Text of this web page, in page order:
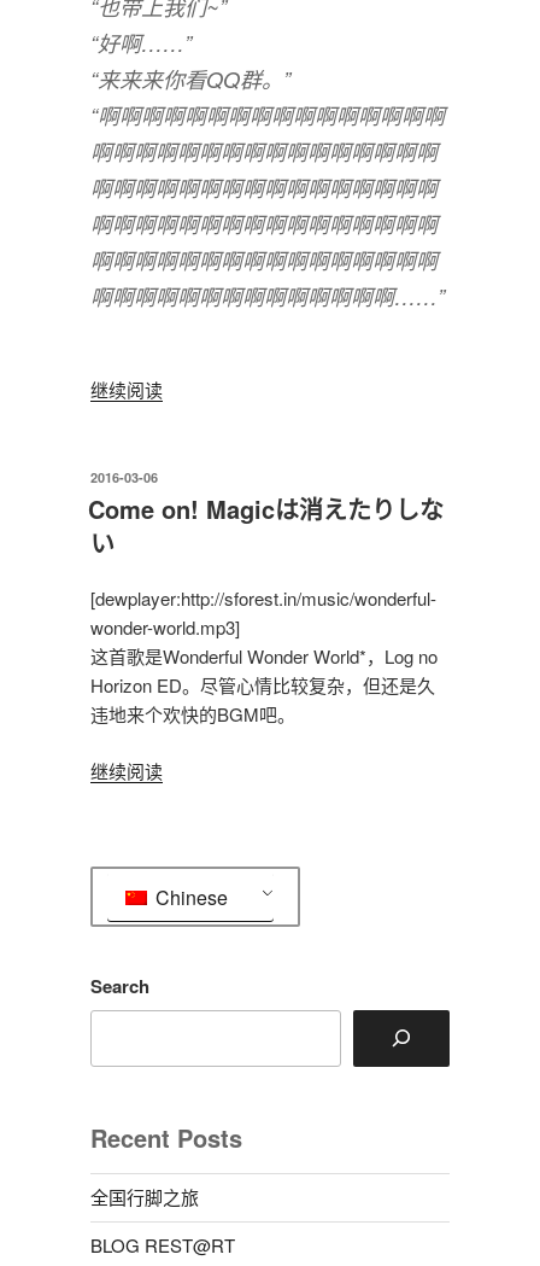
“也带上我们~”
“好啊……”
“来来来你看QQ群。”
“啊啊啊啊啊啊啊啊啊啊啊啊啊啊啊啊
啊啊啊啊啊啊啊啊啊啊啊啊啊啊啊啊
啊啊啊啊啊啊啊啊啊啊啊啊啊啊啊啊
啊啊啊啊啊啊啊啊啊啊啊啊啊啊啊啊
啊啊啊啊啊啊啊啊啊啊啊啊啊啊啊啊
啊啊啊啊啊啊啊啊啊啊啊啊啊啊……”
继续阅读“楽
し
ま
す！”
发
布
于
2016-03-06
Come on! Magicは消えたりしな
い
[dewplayer:http://sforest.in/music/wonderful-
wonder-world.mp3]
这首歌是Wonderful Wonder World*，Log no
Horizon ED。尽管心情比较复杂，但还是久
违地来个欢快的BGM吧。
继续阅读“Come
消
え
Chinese
Search
Recent Posts
全国行脚之旅
BLOG REST@RT